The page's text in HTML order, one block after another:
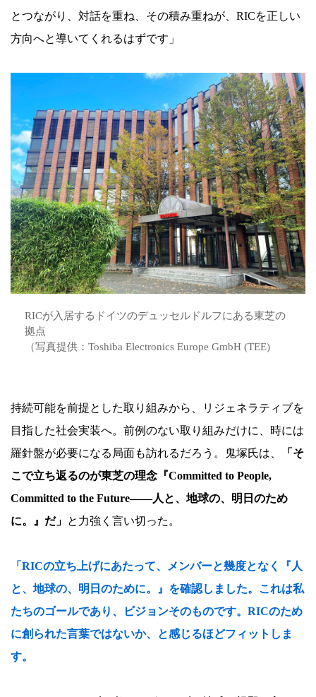
とつながり、対話を重ね、その積み重ねが、RICを正しい
方向へと導いてくれるはずです」
RICが入居するドイツのデュッセルドルフにある東芝の
拠点
（写真提供：Toshiba Electronics Europe GmbH (TEE)
持続可能を前提とした取り組みから、リジェネラティブを
目指した社会実装へ。前例のない取り組みだけに、時には
羅針盤が必要になる局面も訪れるだろう。鬼塚氏は、
「そ
こで立ち返るのが東芝の理念『Committed to People,
Committed to the Future――人と、地球の、明日のため
に。』だ」 と力強く言い切った。
「RICの立ち上げにあたって、メンバーと幾度となく『人
と、地球の、明日のために。』を確認しました。これは私
たちのゴールであり、ビジョンそのものです。RICのため
に創られた言葉ではないか、と感じるほどフィットしま
す。